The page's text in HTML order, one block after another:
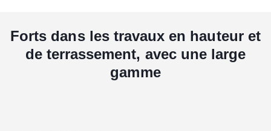
Forts dans les travaux en hauteur et
de terrassement, avec une large
gamme